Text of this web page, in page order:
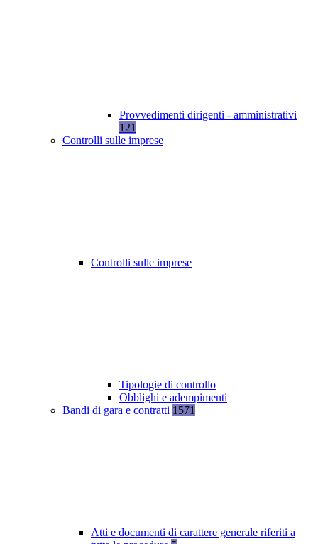
Provvedimenti dirigenti - amministrativi
121
Controlli sulle imprese
Controlli sulle imprese
Tipologie di controllo
Obblighi e adempimenti
Bandi di gara e contratti 1571
Atti e documenti di carattere generale riferiti a